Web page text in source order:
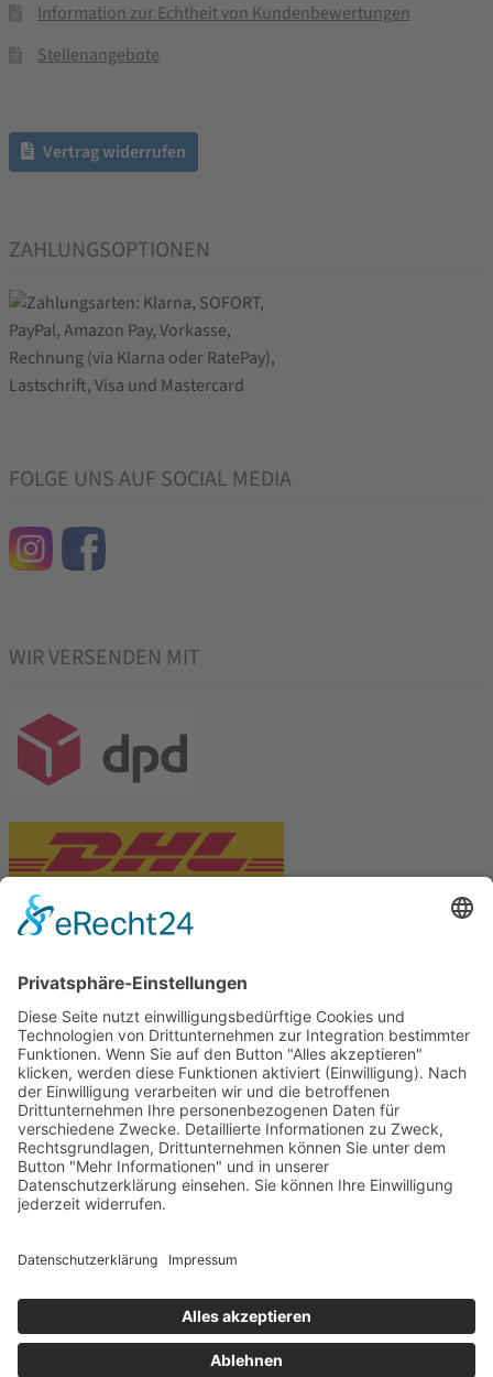
Information zur Echtheit von Kundenbewertungen
Stellenangebote
Vertrag widerrufen
ZAHLUNGSOPTIONEN
FOLGE UNS AUF SOCIAL MEDIA
WIR VERSENDEN MIT
Tekal – Textile Lebensqualität
Exklusive moderne & Orientteppiche
Feuerwerk XXL
Pyrotechnik online bestellen
© Stadtmühle Waldenbuch 2026
und Mühlenprodukte ·
Cookie-Einstellungen
Alle Preise inkl. der gesetzlichen MwSt.
Die durchgestrichenen Preise entsprechen dem bisherigen Preis in